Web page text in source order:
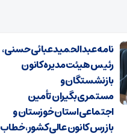
نامه عبدالحمید عبائی حسنی،
رئیس هیئت‌مدیره کانون
بازنشستگان و
مستمری‌بگیران تأمین
اجتماعی استان خوزستان و
بازرس کانون عالی کشور، خطاب